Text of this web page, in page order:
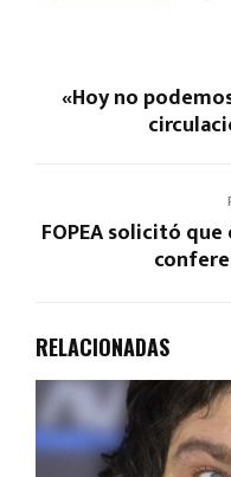
«Hoy no
FOPEA solicitó
RELACIONADAS